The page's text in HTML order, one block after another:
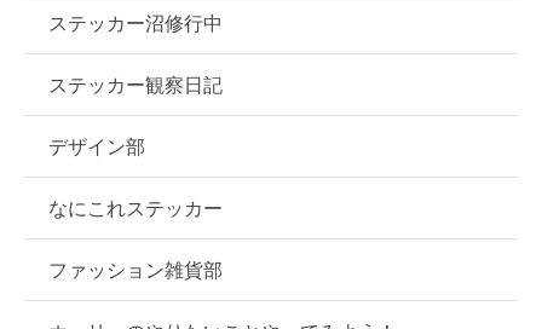
ステッカー沼修行中
ステッカー観察日記
デザイン部
なにこれステッカー
ファッション雑貨部